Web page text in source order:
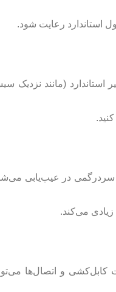
استاندارد رعایت شود.
(مانند نزدیک
در عیب‌یابی
زیادی می‌کند.
کابل‌کشی و اتصال‌ها